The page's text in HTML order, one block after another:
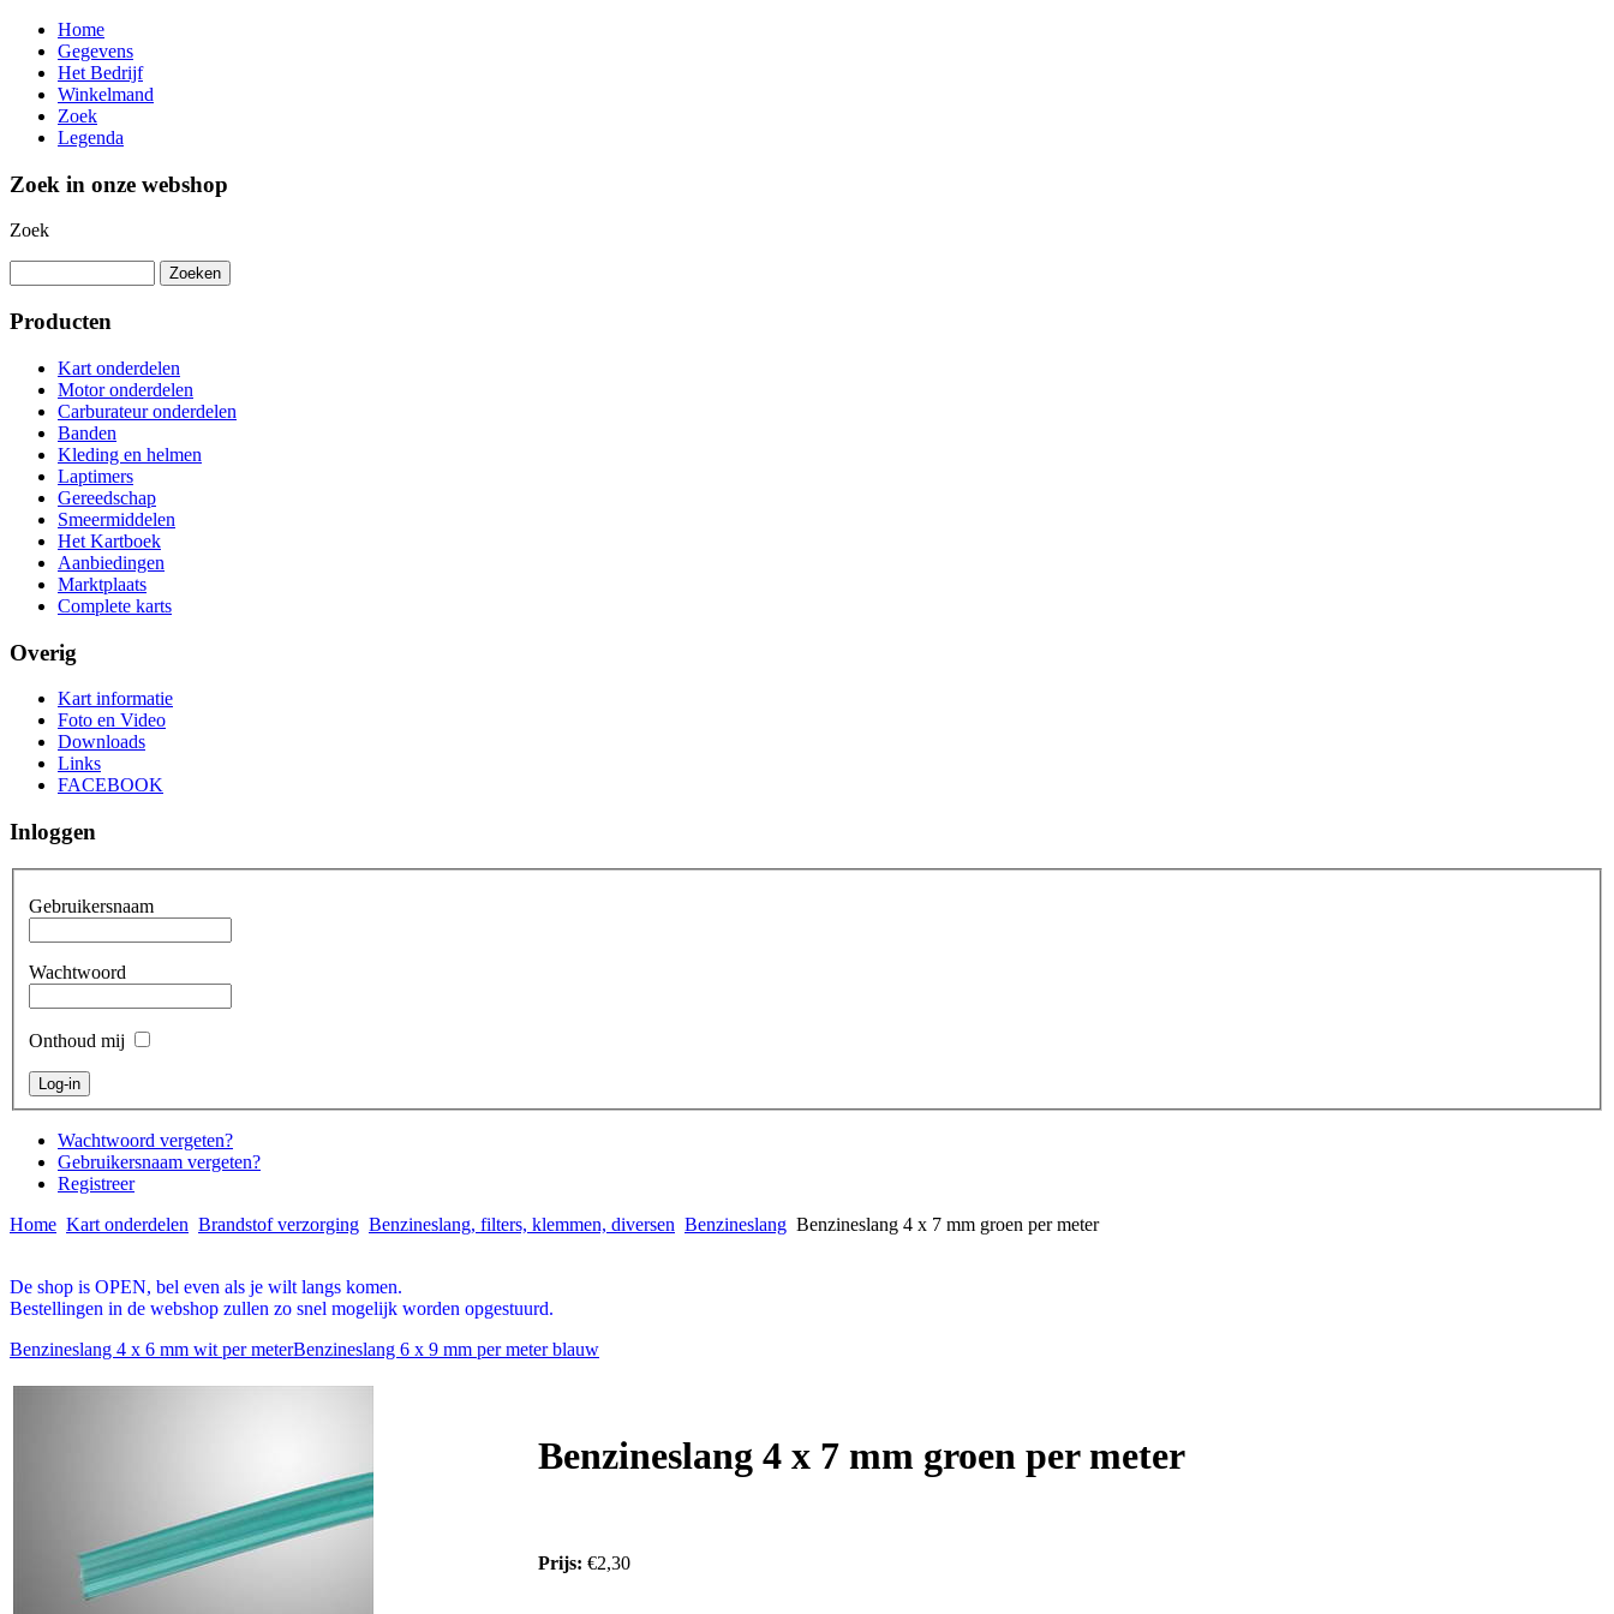
Home
Gegevens
Het Bedrijf
Winkelmand
Zoek
Legenda
Zoek in onze webshop
Zoek
Producten
Kart onderdelen
Motor onderdelen
Carburateur onderdelen
Banden
Kleding en helmen
Laptimers
Gereedschap
Smeermiddelen
Het Kartboek
Aanbiedingen
Marktplaats
Complete karts
Overig
Kart informatie
Foto en Video
Downloads
Links
FACEBOOK
Inloggen
Gebruikersnaam
Wachtwoord
Onthoud mij
Wachtwoord vergeten?
Gebruikersnaam vergeten?
Registreer
Home Kart onderdelen Brandstof verzorging Benzineslang, filters, klemmen, diversen Benzineslang Benzineslang 4 x 7 mm groen per meter
De shop is OPEN, bel even als je wilt langs komen.
Bestellingen in de webshop zullen zo snel mogelijk worden opgestuurd.
Benzineslang 4 x 6 mm wit per meterBenzineslang 6 x 9 mm per meter blauw
Benzineslang 4 x 7 mm groen per meter
Prijs: €2,30